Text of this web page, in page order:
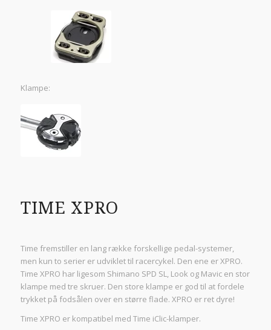
Klampe:
TIME XPRO
Time fremstiller en lang række forskellige pedal-systemer,
men kun to serier er udviklet til racercykel. Den ene er XPRO.
Time XPRO har ligesom Shimano SPD SL, Look og Mavic en stor
klampe med tre skruer. Den store klampe er god til at fordele
trykket på fodsålen over en større flade. XPRO er ret dyre!
Time XPRO er kompatibel med Time iClic-klamper.